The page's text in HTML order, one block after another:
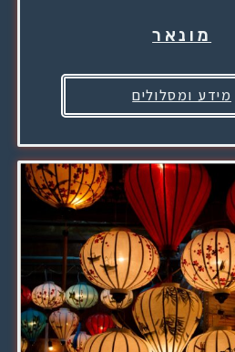
מונאר
מידע ומסלולים